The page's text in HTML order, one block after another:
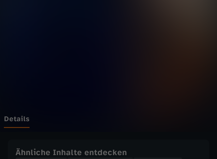
h
Details
Ähnliche Inhalte entdecken